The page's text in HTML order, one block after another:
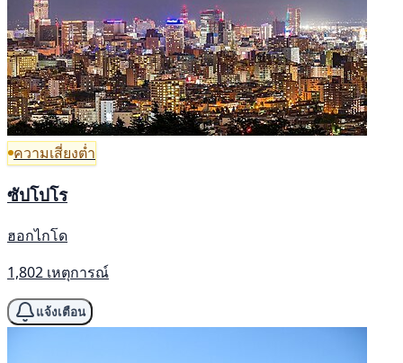
ความเสี่ยงต่ำ
ซัปโปโร
ฮอกไกโด
1,802 เหตุการณ์
แจ้งเตือน